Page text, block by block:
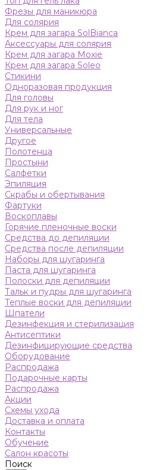
Фрезы для маникюра
Для солярия
Крем для загара SolBianca
Аксессуары для солярия
Крем для загара Moxie
Крем для загара Soleo
Стикини
Одноразовая продукция
Для головы
Для рук и ног
Для тела
Универсальные
Другое
Полотенца
Простыни
Салфетки
Эпиляция
Скрабы и обертывания
Фартуки
Воскоплавы
Горячие пленочные воски
Средства до депиляции
Средства после депиляции
Наборы для шугаринга
Паста для шугаринга
Полоски для депиляции
Тальк и пудры для шугаринга
Теплые воски для депиляции
Шпатели
Дезинфекция и стерилизация
Антисептики
Дезинфицирующие средства
Оборудование
Распродажа
Подарочные карты
Распродажа
Акции
Схемы ухода
Доставка и оплата
Контакты
Обучение
Салон красоты
Поиск